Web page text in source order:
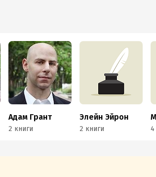
Адам Грант
2 книги
Элейн Эйрон
2 книги 4